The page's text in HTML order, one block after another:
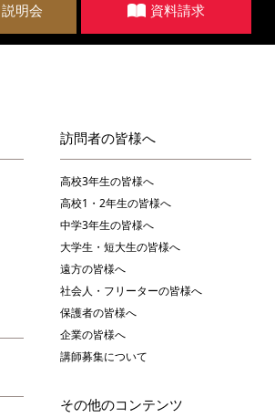
明会 資料請求
訪問者の皆様へ
高校3年生の皆様へ
高校1・2年生の皆様へ
中学3年生の皆様へ
大学生・短大生の皆様へ
遠方の皆様へ
社会人・フリーターの皆様へ
保護者の皆様へ
企業の皆様へ
講師募集について
その他のコンテンツ